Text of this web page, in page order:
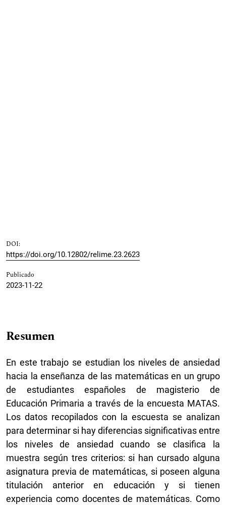
DOI:
https://doi.org/10.12802/relime.23.2623
Publicado
2023-11-22
Resumen
En este trabajo se estudian los niveles de ansiedad
hacia la enseñanza de las matemáticas en un grupo
de estudiantes españoles de magisterio de
Educación Primaria a través de la encuesta MATAS.
Los datos recopilados con la escuesta se analizan
para determinar si hay diferencias significativas entre
los niveles de ansiedad cuando se clasifica la
muestra según tres criterios: si han cursado alguna
asignatura previa de matemáticas, si poseen alguna
titulación anterior en educación y si tienen
experiencia como docentes de matemáticas. Como